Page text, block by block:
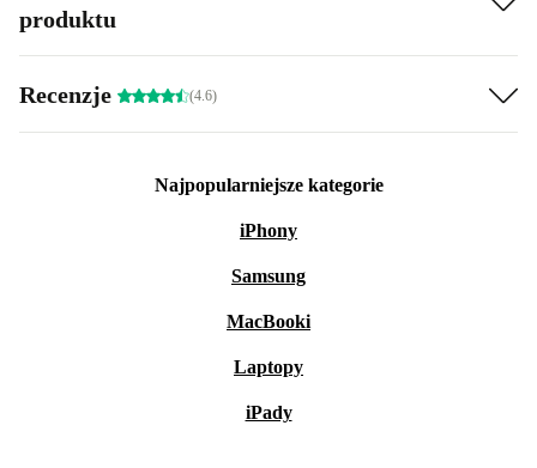
produktu
Recenzje (4.6)
Najpopularniejsze kategorie
iPhony
Samsung
MacBooki
Laptopy
iPady